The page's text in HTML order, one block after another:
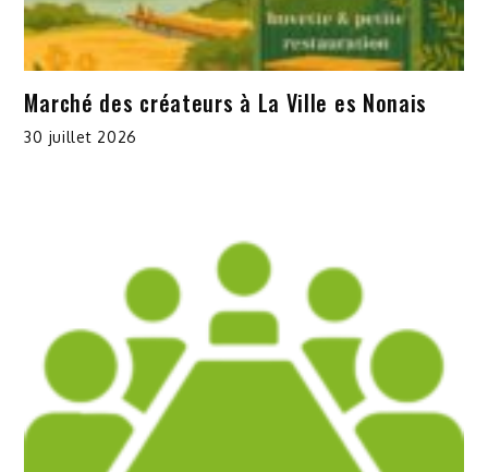
Marché des créateurs à La Ville es Nonais
30 juillet 2026